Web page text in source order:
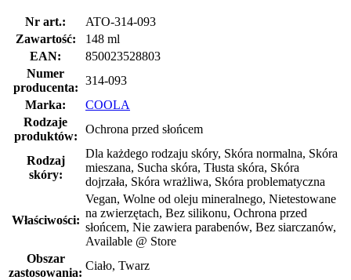
Nr art.:
ATO-314-093
Zawartość:
148 ml
EAN:
850023528803
Numer
producenta:
314-093
Marka:
COOLA
Rodzaje
produktów:
Ochrona przed słońcem
Rodzaj
skóry:
Dla każdego rodzaju skóry, Skóra normalna, Skóra
mieszana, Sucha skóra, Tłusta skóra, Skóra
dojrzała, Skóra wrażliwa, Skóra problematyczna
Właściwości:
Vegan, Wolne od oleju mineralnego, Nietestowane
na zwierzętach, Bez silikonu, Ochrona przed
słońcem, Nie zawiera parabenów, Bez siarczanów,
Available @ Store
Obszar
zastosowania:
Ciało, Twarz